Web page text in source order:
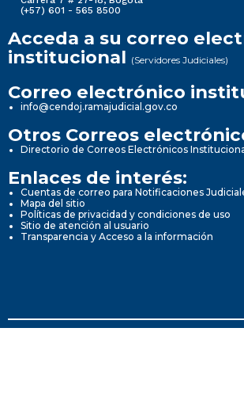
(+57) 601 - 565 8500
Acceda a su correo
institucional (Servidores Judiciales)
Correo electrónico
info@cendoj.ramajudicial.gov.co
Otros Correos
Directorio de Correos Electrónicos
Enlaces de interés:
Cuentas de correo para Notificaciones
Mapa del sitio
Políticas de privacidad y condiciones de uso
Sitio de atención al usuario
Transparencia y Acceso a la información